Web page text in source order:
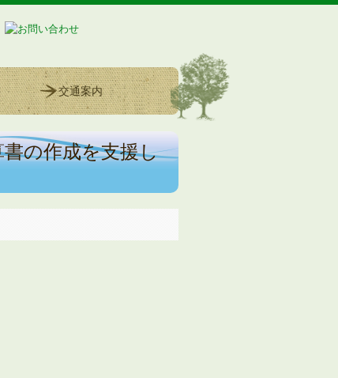
交通案内
の作成を支援し